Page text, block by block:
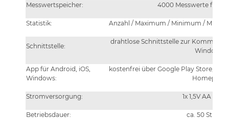
Messwertspeicher: 4000 Messwerte
Statistik: Anzahl / Maximum / Minimum /
Schnittstelle:
drahtlose Schnittstelle zur
Windows
App für Android, iOS,
Windows:
kostenfrei über Google Play Store,
Homepage
Stromversorgung: 1x 1,5V AA
Betriebsdauer: ca. 50